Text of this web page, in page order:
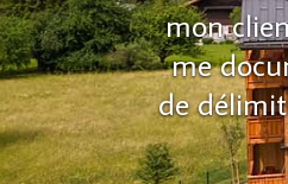
mon
me
de